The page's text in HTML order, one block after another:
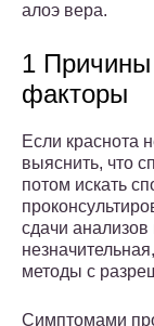
алоэ вера.
1
факторы
Если краснота
выяснить, что
потом искать
сдачи
методы с
Симптомами